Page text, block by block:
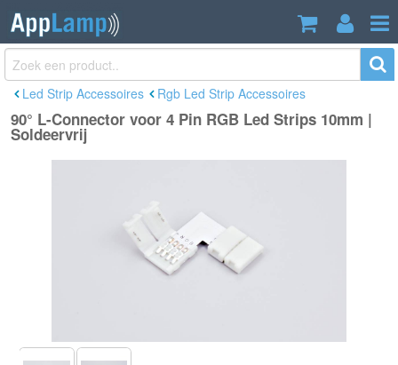
90° L-Connector voor 4 Pin RGB Led
Strips 10mm | Soldeervrij
€2,95
Led Strip Accessoires Rgb Led Strip Accessoires
90° L-Connector voor 4 Pin RGB Led Strips 10mm |
Soldeervrij